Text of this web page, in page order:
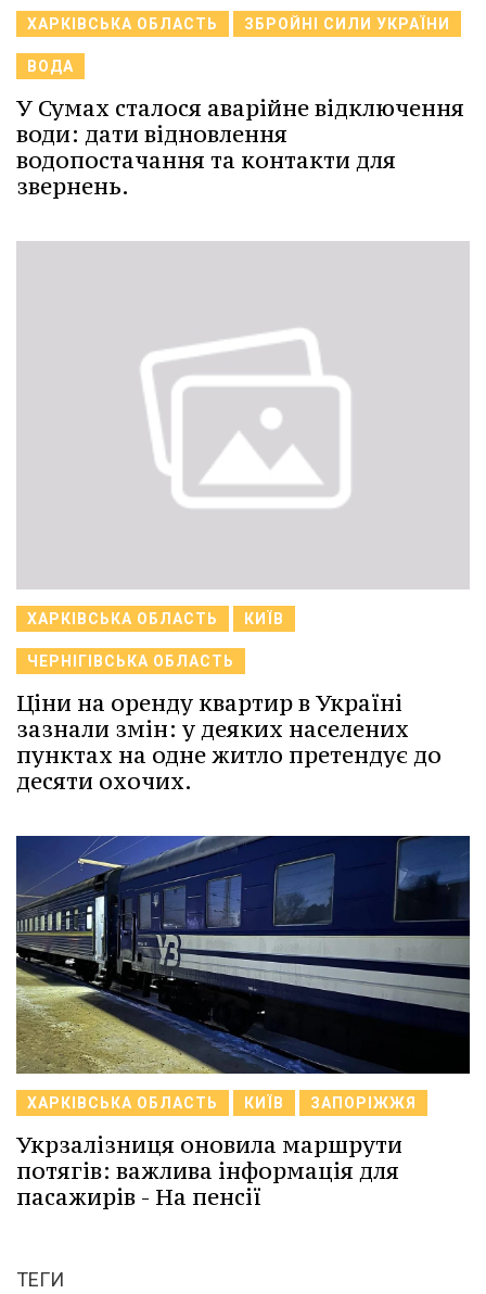
ХАРКІВСЬКА ОБЛАСТЬ ЗБРОЙНІ СИЛИ УКРАЇНИ
ВОДА
У Сумах сталося аварійне відключення
води: дати відновлення
водопостачання та контакти для
звернень.
ХАРКІВСЬКА ОБЛАСТЬ КИЇВ
ЧЕРНІГІВСЬКА ОБЛАСТЬ
Ціни на оренду квартир в Україні
зазнали змін: у деяких населених
пунктах на одне житло претендує до
десяти охочих.
ХАРКІВСЬКА ОБЛАСТЬ КИЇВ ЗАПОРІЖЖЯ
Укрзалізниця оновила маршрути
потягів: важлива інформація для
пасажирів - На пенсії
ТЕГИ